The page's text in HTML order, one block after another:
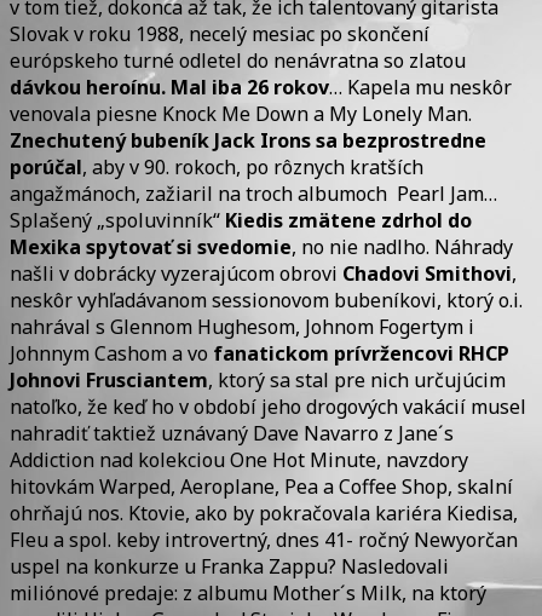
v tom tiež, dokonca až tak, že ich talentovaný gitarista
Slovak v roku 1988, necelý mesiac po skončení
európskeho turné odletel do nenávratna so zlatou
dávkou heroínu. Mal iba 26 rokov… Kapela mu neskôr
venovala piesne Knock Me Down a My Lonely Man.
Znechutený bubeník Jack Irons sa bezprostredne
porúčal, aby v 90. rokoch, po rôznych kratších
angažmánoch, zažiaril na troch albumoch Pearl Jam…
Splašený „spoluvinník“ Kiedis zmätene zdrhol do
Mexika spytovať si svedomie, no nie nadlho. Náhrady
našli v dobrácky vyzerajúcom obrovi Chadovi Smithovi,
neskôr vyhľadávanom sessionovom bubeníkovi, ktorý o.i.
nahrával s Glennom Hughesom, Johnom Fogertym i
Johnnym Cashom a vo fanatickom prívržencovi RHCP
Johnovi Frusciantem, ktorý sa stal pre nich určujúcim
natoľko, že keď ho v období jeho drogových vakácií musel
nahradiť taktiež uznávaný Dave Navarro z Jane´s
Addiction nad kolekciou One Hot Minute, navzdory
hitovkám Warped, Aeroplane, Pea a Coffee Shop, skalní
ohrňajú nos. Ktovie, ako by pokračovala kariéra Kiedisa,
Fleu a spol. keby introvertný, dnes 41- ročný Newyorčan
uspel na konkurze u Franka Zappu? Nasledovali
miliónové predaje: z albumu Mother´s Milk, na ktorý